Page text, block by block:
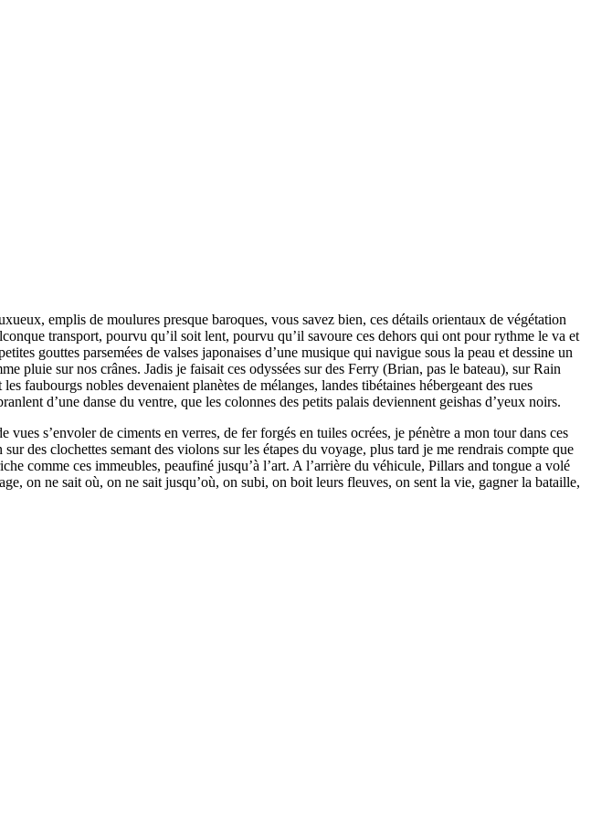
emplis de moulures presque baroques, vous savez bien, ces détails orientaux de végétation
transport, pourvu qu’il soit lent, pourvu qu’il savoure ces dehors qui ont pour rythme le va et
gouttes parsemées de valses japonaises d’une musique qui navigue sous la peau et dessine un
pluie sur nos crânes. Jadis je faisait ces odyssées sur des Ferry (Brian, pas le bateau), sur Rain
faubourgs nobles devenaient planètes de mélanges, landes tibétaines hébergeant des rues
d’une danse du ventre, que les colonnes des petits palais deviennent geishas d’yeux noirs.
s’envoler de ciments en verres, de fer forgés en tuiles ocrées, je pénètre a mon tour dans ces
des clochettes semant des violons sur les étapes du voyage, plus tard je me rendrais compte que
comme ces immeubles, peaufiné jusqu’à l’art. A l’arrière du véhicule, Pillars and tongue a volé
on ne sait où, on ne sait jusqu’où, on subi, on boit leurs fleuves, on sent la vie, gagner la bataille,